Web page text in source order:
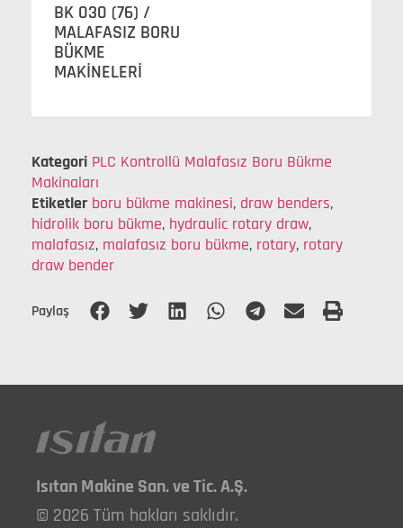
BK 030 (76) /
MALAFASIZ BORU
BÜKME
MAKİNELERİ
Kategori PLC Kontrollü Malafasız Boru Bükme
Makinaları
Etiketler boru bükme makinesi, draw benders,
hidrolik boru bükme, hydraulic rotary draw,
malafasız, malafasız boru bükme, rotary, rotary
draw bender
Paylaş
Isıtan Makine San. ve Tic. A.Ş.
© 2026 Tüm hakları saklıdır.